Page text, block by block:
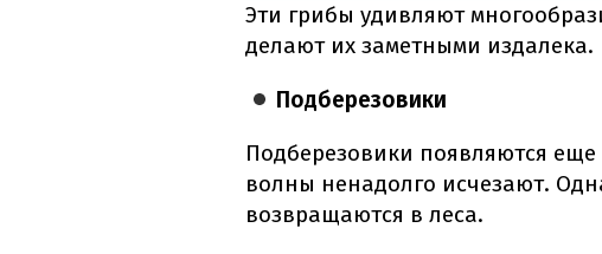
Эти грибы удивляют
делают их заметными издалека.
Подберезовики
Подберезовики появляются
волны ненадолго исчезают.
возвращаются в леса.